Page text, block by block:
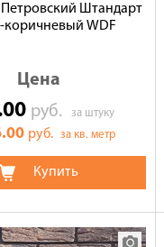
Петровский Штандарт
коричневый WDF
Цена
руб.за штуку
руб. за кв. метр
Купить